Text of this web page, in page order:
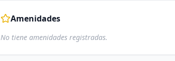
Amenidades
No tiene amenidades registradas.